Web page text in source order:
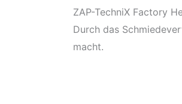
ZAP-TechniX Factory
Durch das
macht.